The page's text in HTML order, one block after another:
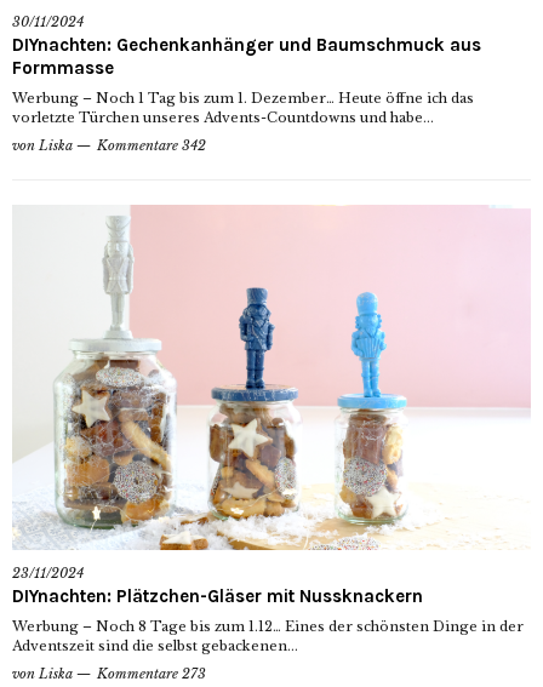
30/11/2024
DIYnachten: Gechenkanhänger und Baumschmuck aus
Formmasse
Werbung – Noch 1 Tag bis zum 1. Dezember… Heute öffne ich das
vorletzte Türchen unseres Advents-Countdowns und habe...
von Liska Kommentare 342
23/11/2024
DIYnachten: Plätzchen-Gläser mit Nussknackern
Werbung – Noch 8 Tage bis zum 1.12… Eines der schönsten Dinge in der
Adventszeit sind die selbst gebackenen...
von Liska Kommentare 273